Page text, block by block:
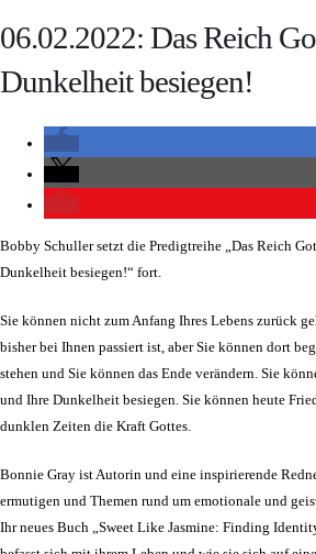
06.02.2022: Das Reich
Dunkelheit besiegen!
Bobby Schuller setzt die Predigtreihe „Das Reich
Dunkelheit besiegen!“ fort.
Sie können nicht zum Anfang Ihres Lebens zurück
bisher bei Ihnen passiert ist, aber Sie können dort
stehen und Sie können das Ende verändern. Sie
und Ihre Dunkelheit besiegen. Sie können heute
dunklen Zeiten die Kraft Gottes.
Bonnie Gray ist Autorin und eine inspirierende
ermutigen und Themen rund um emotionale und
Ihr neues Buch „Sweet Like Jasmine: Finding